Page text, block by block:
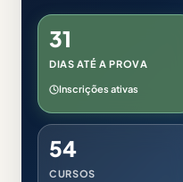
31
DIAS ATÉ A PROVA
Inscrições ativas
54
CURSOS